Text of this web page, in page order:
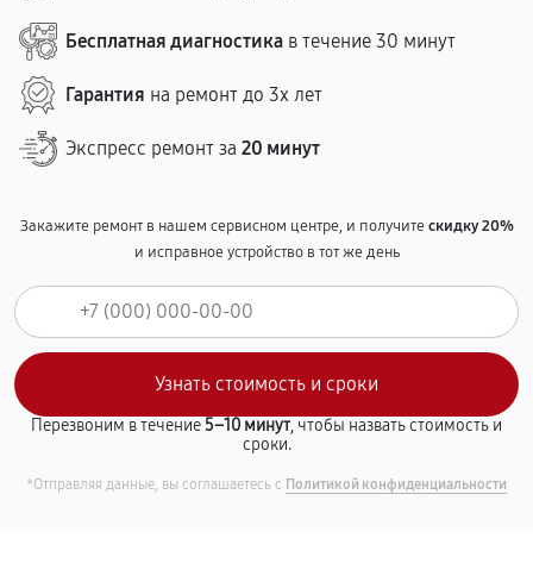
Бесплатная диагностика в течение 30 минут
Гарантия на ремонт до 3х лет
Экспресс ремонт за 20 минут
Закажите ремонт в нашем сервисном центре, и получитескидку 20%
и исправное устройство в тот же день
Перезвоним в течение5–10 минут, чтобы назвать стоимость и
сроки.
*Отправляя данные, вы соглашаетесь с Политикой конфиденциальности